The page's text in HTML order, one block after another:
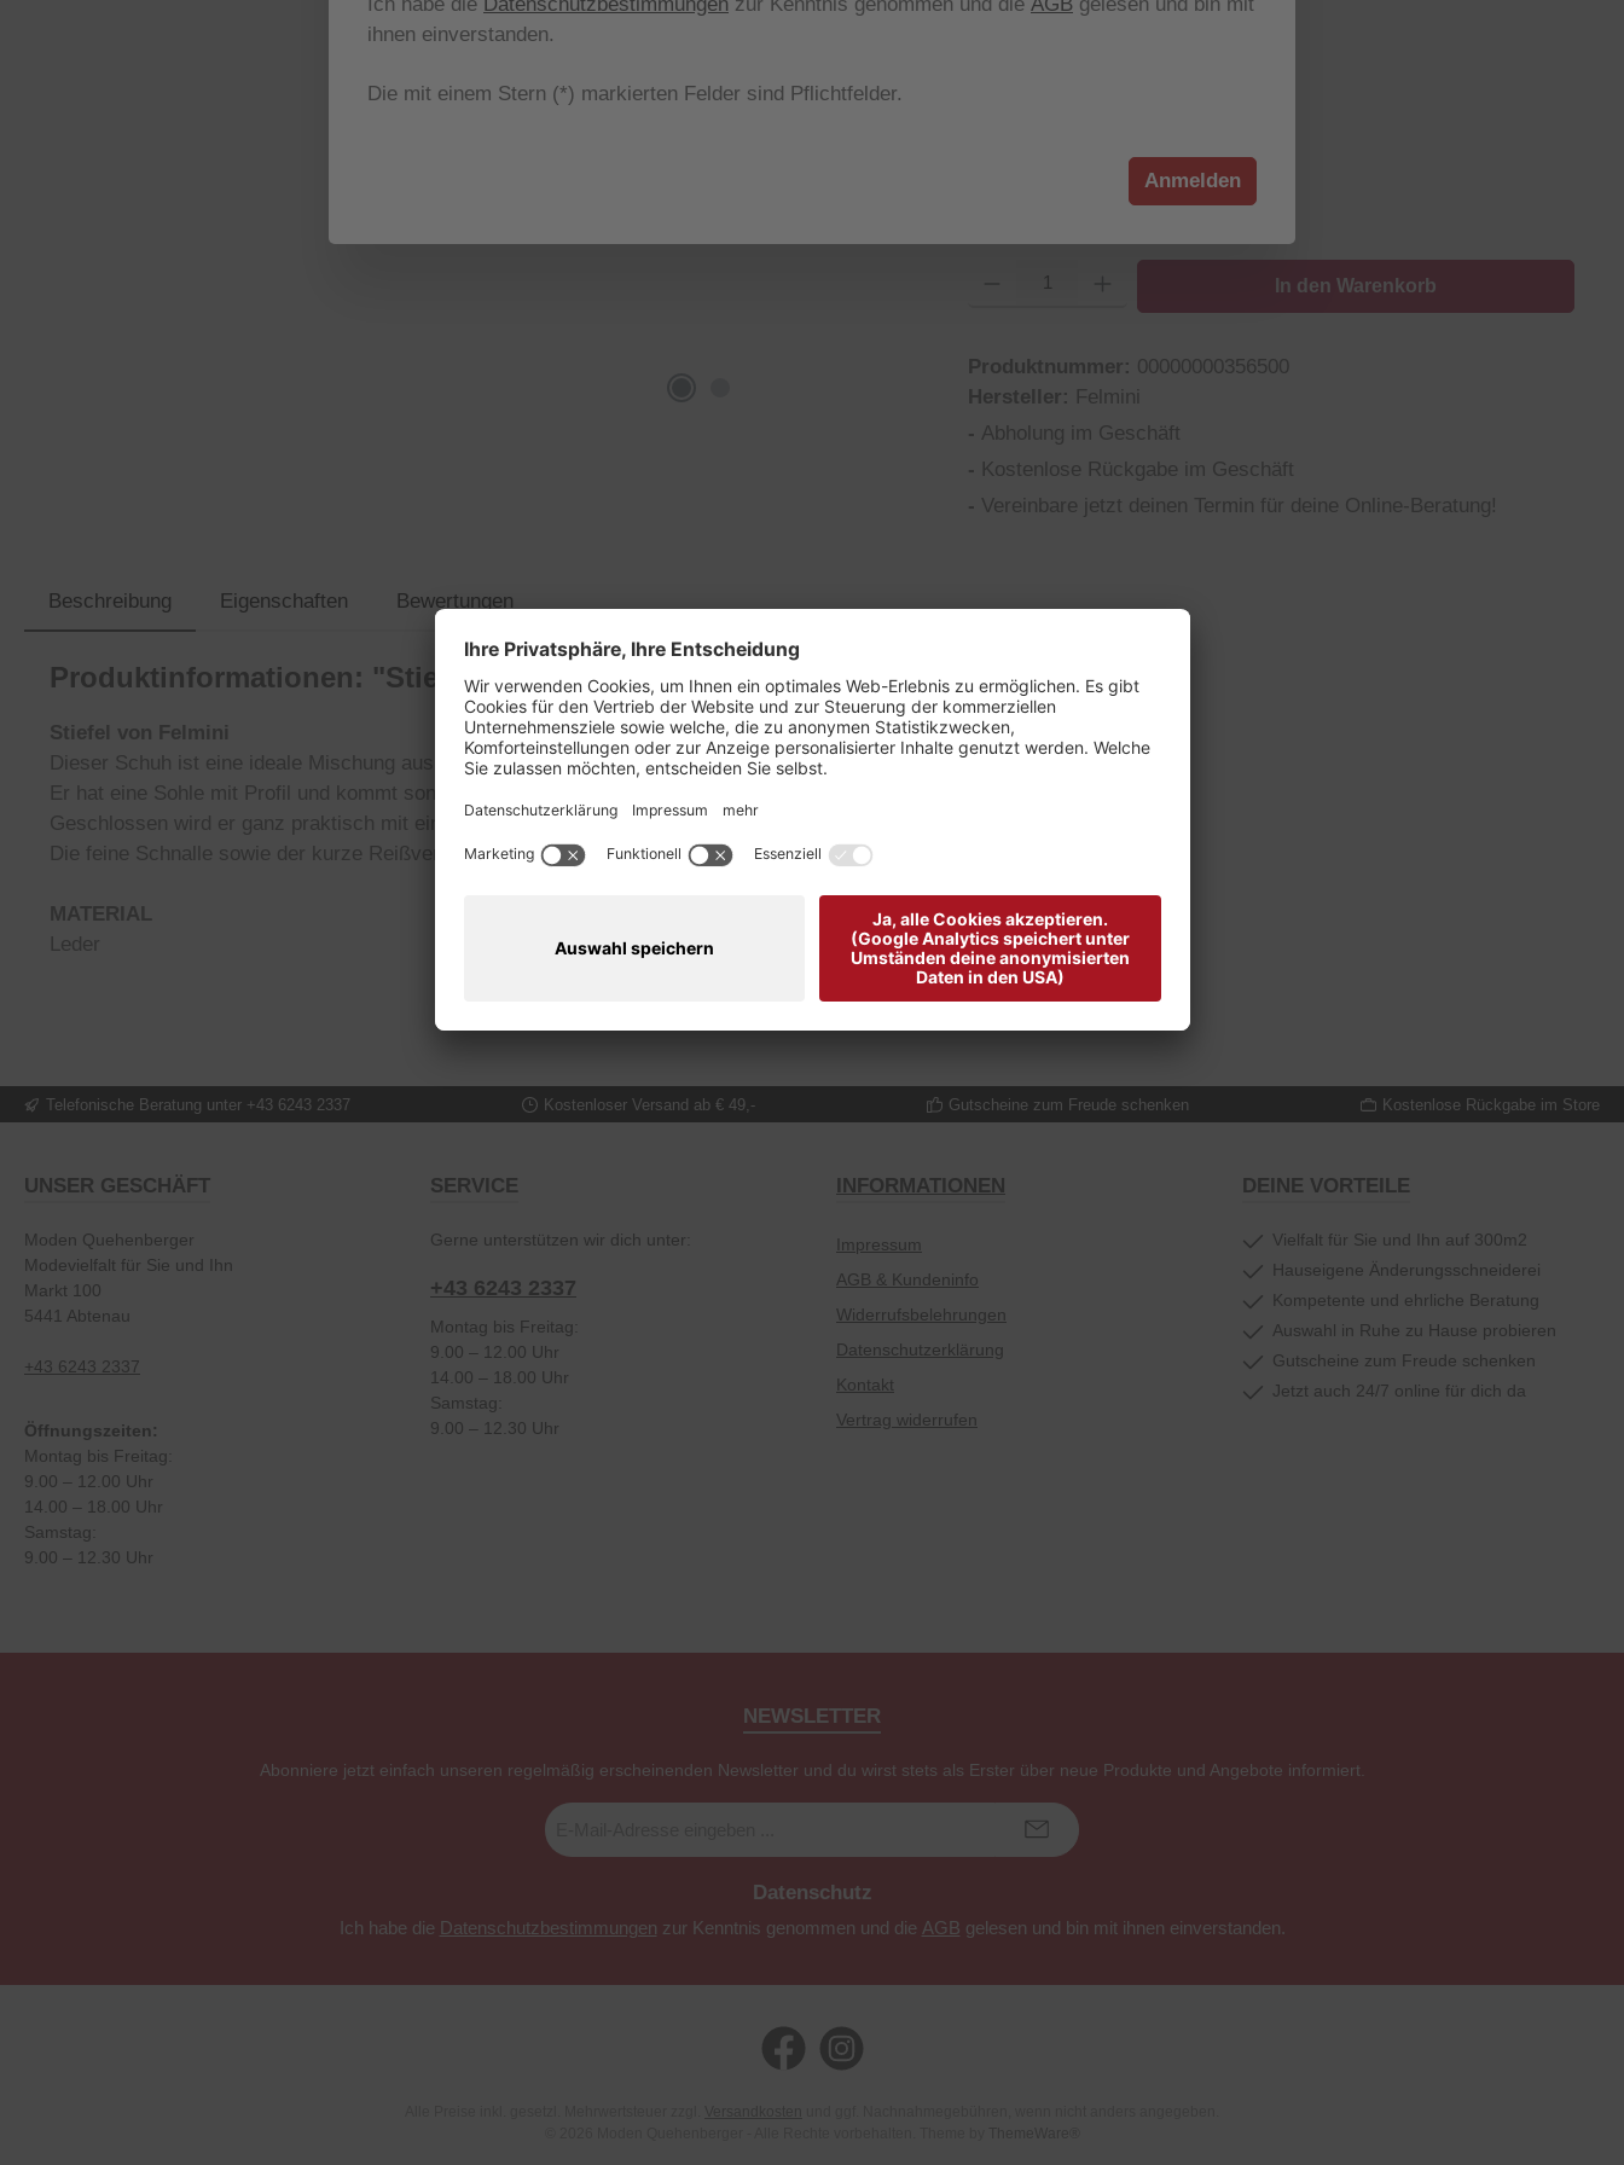
auswählen
In den Warenkorb
Produktnummer: 00000000356500
Hersteller: Felmini
- Abholung im Geschäft
- Kostenlose Rückgabe im Geschäft
- Vereinbare jetzt deinen Termin für deine Online-Beratung!
Beschreibung Eigenschaften Bewertungen
Produktinformationen: "Stiefel von Felmini"
Stiefel von Felmini
Dieser Schuh ist eine ideale Mischung aus Funktion und Optik.
Er hat eine Sohle mit Profil und kommt sonst in einem glänzenden, dunkelbraunen Leder.
Geschlossen wird er ganz praktisch mit einem Reißverschluss, der seitlich an der Innenseite zu finden ist.
Die feine Schnalle sowie der kurze Reißverschluss außen dienen als zarte Details.
MATERIAL
Leder
Telefonische Beratung unter +43 6243 2337 Kostenloser Versand ab € 49,- Gutscheine zum Freude schenken Kostenlose Rückgabe im Store
SERVICE
Gerne unterstützen wir dich unter:
+43 6243 2337
Montag bis Freitag:
9.00 – 12.00 Uhr
14.00 – 18.00 Uhr
Samstag:
9.00 – 12.30 Uhr
INFORMATIONEN
Impressum
AGB & Kundeninfo
Widerrufsbelehrungen
Datenschutzerklärung
Kontakt
Vertrag widerrufen
UNSER GESCHÄFT
Moden Quehenberger
Modevielfalt für Sie und Ihn
Markt 100
5441 Abtenau
+43 6243 2337
Öffnungszeiten:
Montag bis Freitag:
9.00 – 12.00 Uhr
14.00 – 18.00 Uhr
Samstag:
9.00 – 12.30 Uhr
DEINE VORTEILE
Vielfalt für Sie und Ihn auf 300m2
Hauseigene Änderungsschneiderei
Kompetente und ehrliche Beratung
Auswahl in Ruhe zu Hause probieren
Gutscheine zum Freude schenken
Jetzt auch 24/7 online für dich da
NEWSLETTER
Abonniere jetzt einfach unseren regelmäßig erscheinenden Newsletter und du wirst stets als Erster über neue Produkte und Angebote informiert.
E-
Mail-
Datenschutz
Ich habe die Datenschutzbestimmungen zur Kenntnis genommen und die AGB gelesen und bin mit ihnen einverstanden.
Facebook Instagram
ihnen einverstanden.
Die mit einem Stern (*) markierten Felder sind Pflichtfelder.
Anmelden